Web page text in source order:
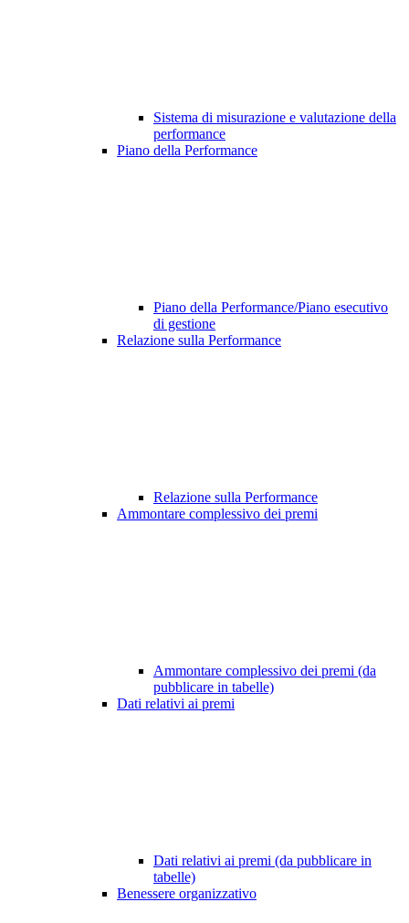
Sistema di misurazione e valutazione della
performance
Piano della Performance
Piano della Performance/Piano esecutivo
di gestione
Relazione sulla Performance
Relazione sulla Performance
Ammontare complessivo dei premi
Ammontare complessivo dei premi (da
pubblicare in tabelle)
Dati relativi ai premi
Dati relativi ai premi (da pubblicare in
tabelle)
Benessere organizzativo